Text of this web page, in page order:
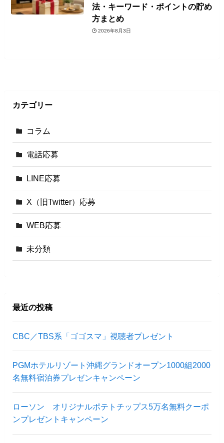
法・キーワード・ポイントの貯め
方まとめ
2026年8月3日
カテゴリー
コラム
電話応募
LINE応募
X（旧Twitter）応募
WEB応募
未分類
最近の投稿
CBC／TBS系「ゴゴスマ」視聴者プレゼント
PGMホテルリゾート沖縄グランドオープン1000組2000
名無料宿泊券プレゼンキャンペーン
ローソン オリジナルポテトチップス5万名無料クーポ
ンプレゼントキャンペーン